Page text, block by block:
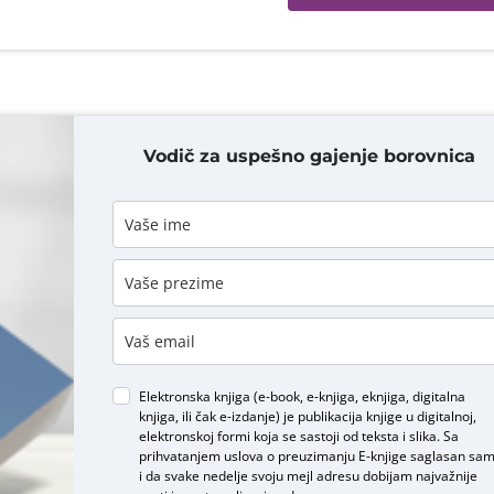
KOMENTAR
Vodič za uspešno gajenje borovnica
Elektronska knjiga (e-book, e-knjiga, eknjiga, digitalna
knjiga, ili čak e-izdanje) je publikacija knjige u digitalnoj,
elektronskoj formi koja se sastoji od teksta i slika. Sa
prihvatanjem uslova o preuzimanju E-knjigesaglasan sam
i da svake nedelje svoju mejl adresu dobijam najvažnije